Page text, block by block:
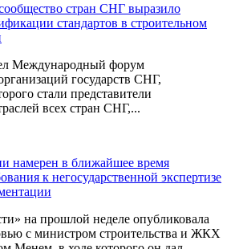
стран СНГ выразило
стандартов в строительном
Международный форум
государств СНГ,
стали представители
всех стран СНГ,...
намерен в ближайшее время
к негосударственной экспертизе
на прошлой неделе опубликовала
с министром строительства и ЖКХ